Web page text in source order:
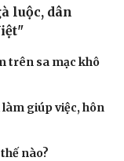
luộc, dân
trên sa mạc khô
giúp việc, hôn
nào?